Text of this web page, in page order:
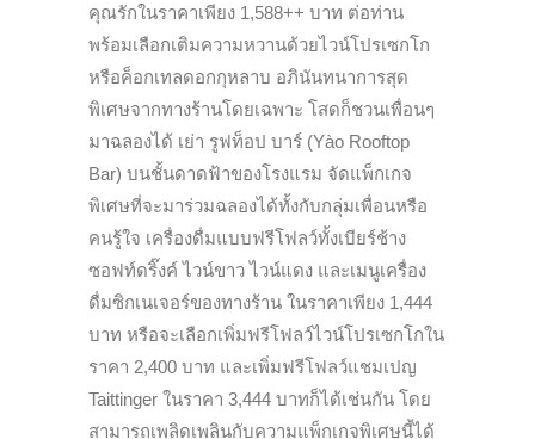
คุณรักในราคาเพียง 1,588++ บาท ต่อท่าน
พร้อมเลือกเติมความหวานด้วยไวน์โปรเซกโก
หรือค็อกเทลดอกกุหลาบ อภินันทนาการสุด
พิเศษจากทางร้านโดยเฉพาะ โสดก็ชวนเพื่อนๆ
มาฉลองได้ เย่า รูฟท็อป บาร์ (Yào Rooftop
Bar) บนชั้นดาดฟ้าของโรงแรม จัดแพ็กเกจ
พิเศษที่จะมาร่วมฉลองได้ทั้งกับกลุ่มเพื่อนหรือ
คนรู้ใจ เครื่องดื่มแบบฟรีโฟลว์ทั้งเบียร์ช้าง
ซอฟท์ดริ๊งค์ ไวน์ขาว ไวน์แดง และเมนูเครื่อง
ดื่มซิกเนเจอร์ของทางร้าน ในราคาเพียง 1,444
บาท หรือจะเลือกเพิ่มฟรีโฟลว์ไวน์โปรเซกโกใน
ราคา 2,400 บาท และเพิ่มฟรีโฟลว์แชมเปญ
Taittinger ในราคา 3,444 บาทก็ได้เช่นกัน โดย
สามารถเพลิดเพลินกับความแพ็กเกจพิเศษนี้ได้